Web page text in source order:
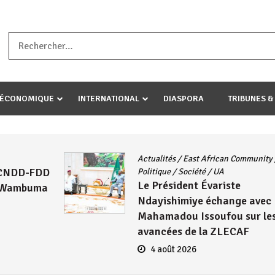
INTERNATIONAL DIASPORA TRIBUNES
Actualités /East African Community /
Politique
Société/UA
Le Président Évariste
Ndayishimiye échange avec
Mahamadou Issoufou sur les
avancées de la ZLECAF
4 août 2026